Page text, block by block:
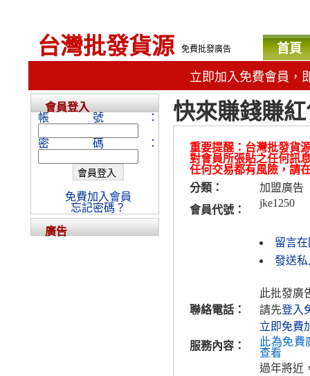
台灣批發貨源 免費批發廣告 首頁
立即加入免費會員，
快來賺錢賺
重要提醒：台灣批發貨
對會員所張貼之任何訊
任何交易都有風險，請
分類：
加盟廣告
會員代號：
jke1250
留言
發送私
聯絡電話：
此批發廣
請先登入
立即免費
服務內容：
此為免費
查看
過年將近
會員登入
帳號：
密碼：
免費加入會員
忘記密碼？
廣告